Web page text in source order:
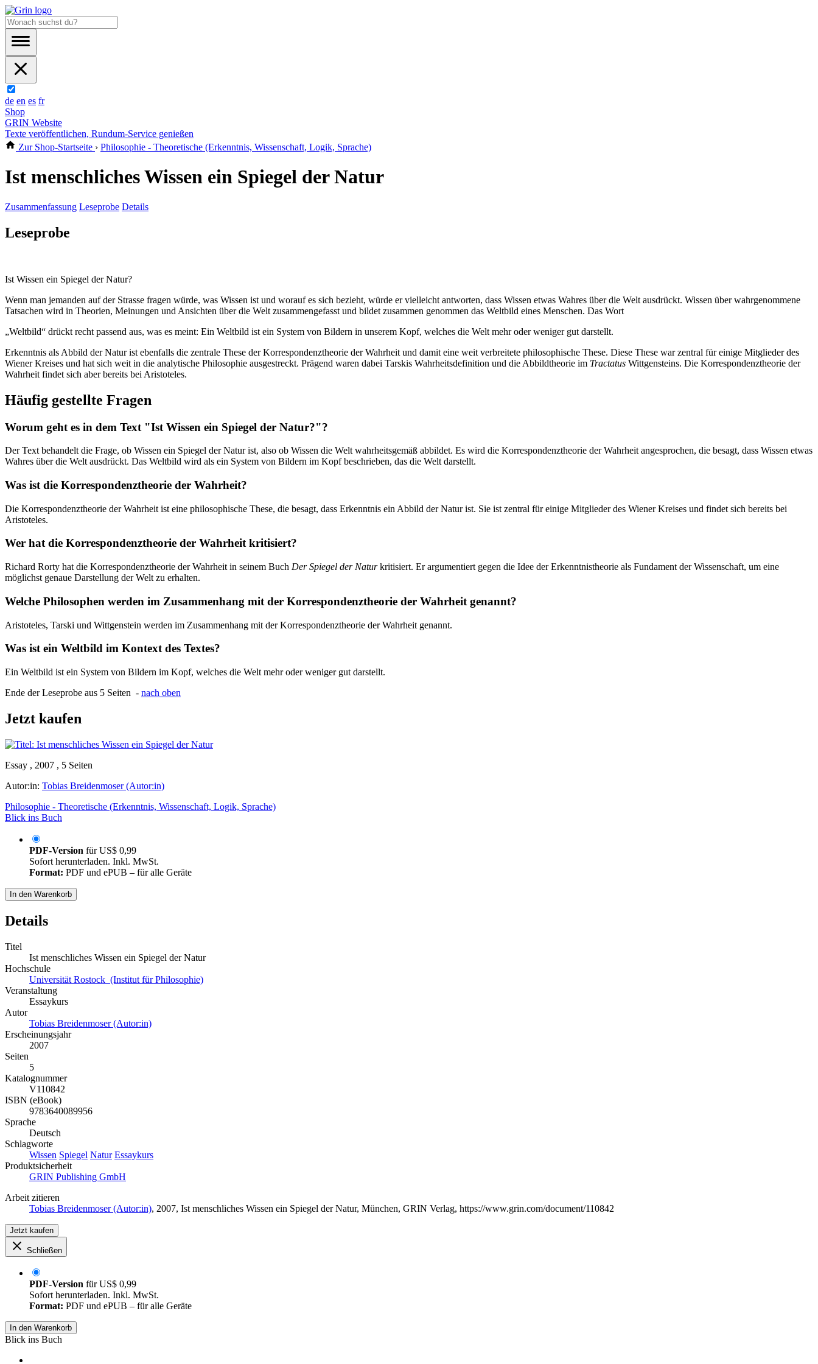
de en es fr
Shop
GRIN Website
Texte veröffentlichen, Rundum-Service genießen
Zur Shop-Startseite › Philosophie - Theoretische (Erkenntnis, Wissenschaft, Logik, Sprache)
Ist menschliches Wissen ein Spiegel der Natur
Zusammenfassung Leseprobe Details
Leseprobe
Ist Wissen ein Spiegel der Natur?
Wenn man jemanden auf der Strasse fragen würde, was Wissen ist und worauf es sich bezieht, würde er vielleicht antworten, dass Wissen etwas Wahres über die Welt ausdrückt. Wissen über wahrgenommene
Tatsachen wird in Theorien, Meinungen und Ansichten über die Welt zusammengefasst und bildet zusammen genommen das Weltbild eines Menschen. Das Wort
„Weltbild“ drückt recht passend aus, was es meint: Ein Weltbild ist ein System von Bildern in unserem Kopf, welches die Welt mehr oder weniger gut darstellt.
Erkenntnis als Abbild der Natur ist ebenfalls die zentrale These der Korrespondenztheorie der Wahrheit und damit eine weit verbreitete philosophische These. Diese These war zentral für einige Mitglieder des
Wiener Kreises und hat sich weit in die analytische Philosophie ausgestreckt. Prägend waren dabei Tarskis Wahrheitsdefinition und die Abbildtheorie im Tractatus Wittgensteins. Die Korrespondenztheorie der
Wahrheit findet sich aber bereits bei Aristoteles.
Häufig gestellte Fragen
Worum geht es in dem Text "Ist Wissen ein Spiegel der Natur?"?
Der Text behandelt die Frage, ob Wissen ein Spiegel der Natur ist, also ob Wissen die Welt wahrheitsgemäß abbildet. Es wird die Korrespondenztheorie der Wahrheit angesprochen, die besagt, dass Wissen etwas
Wahres über die Welt ausdrückt. Das Weltbild wird als ein System von Bildern im Kopf beschrieben, das die Welt darstellt.
Was ist die Korrespondenztheorie der Wahrheit?
Die Korrespondenztheorie der Wahrheit ist eine philosophische These, die besagt, dass Erkenntnis ein Abbild der Natur ist. Sie ist zentral für einige Mitglieder des Wiener Kreises und findet sich bereits bei
Aristoteles.
Wer hat die Korrespondenztheorie der Wahrheit kritisiert?
Richard Rorty hat die Korrespondenztheorie der Wahrheit in seinem Buch Der Spiegel der Naturkritisiert. Er argumentiert gegen die Idee der Erkenntnistheorie als Fundament der Wissenschaft, um eine
möglichst genaue Darstellung der Welt zu erhalten.
Welche Philosophen werden im Zusammenhang mit der Korrespondenztheorie der Wahrheit genannt?
Aristoteles, Tarski und Wittgenstein werden im Zusammenhang mit der Korrespondenztheorie der Wahrheit genannt.
Was ist ein Weltbild im Kontext des Textes?
Ein Weltbild ist ein System von Bildern im Kopf, welches die Welt mehr oder weniger gut darstellt.
Ende der Leseprobe aus 5 Seiten - nach oben
Jetzt kaufen
Essay , 2007 , 5 Seiten
Autor:in: Tobias Breidenmoser (Autor:in)
Philosophie - Theoretische (Erkenntnis, Wissenschaft, Logik, Sprache)
Blick ins Buch
PDF-Version fürUS$ 0,99
Sofort herunterladen. Inkl. MwSt.
Format: PDF und ePUB – für alle Geräte
In den Warenkorb
Details
Titel
Ist menschliches Wissen ein Spiegel der Natur
Hochschule
Universität Rostock (Institut für Philosophie)
Veranstaltung
Essaykurs
Autor
Tobias Breidenmoser (Autor:in)
Erscheinungsjahr
2007
Seiten
5
Katalognummer
V110842
ISBN (eBook)
9783640089956
Sprache
Deutsch
Schlagworte
Wissen Spiegel Natur Essaykurs
Produktsicherheit
GRIN Publishing GmbH
Arbeit zitieren
Tobias Breidenmoser (Autor:in), 2007, Ist menschliches Wissen ein Spiegel der Natur, München, GRIN Verlag, https://www.grin.com/document/110842
Jetzt kaufen
Schließen
PDF-Version fürUS$ 0,99
Sofort herunterladen. Inkl. MwSt.
Format: PDF und ePUB – für alle Geräte
In den Warenkorb
Blick ins Buch